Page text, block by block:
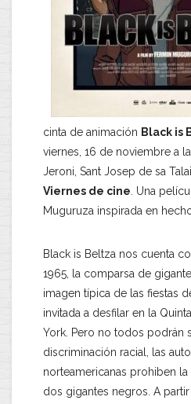
cinta de animación Black is
viernes, 16 de noviembre a
Jeroni, Sant Josep de sa
Viernes de cine . Una
Muguruza inspirada en
Black is Beltza nos cuenta
1965, la comparsa de
imagen típica de las fiestas
invitada a desfilar en la
York. Pero no todos podrán
discriminación racial, las
norteamericanas prohiben
dos gigantes negros. A partir